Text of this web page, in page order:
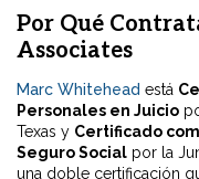
Por Qué
Associates
Marc Whitehead está
Personales en Juicio
Texas y Certificado
Seguro Social por la
una doble certificación